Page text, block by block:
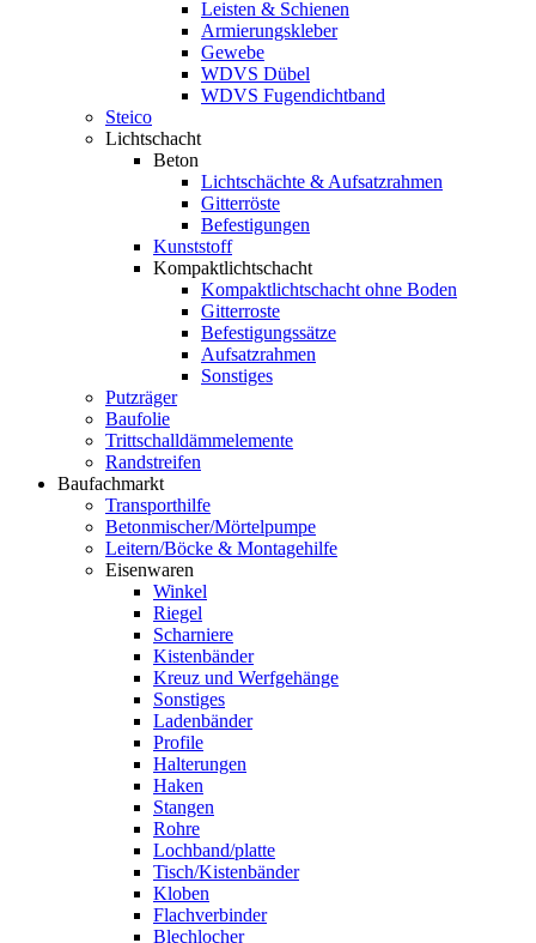
Leisten & Schienen
Armierungskleber
Gewebe
WDVS Dübel
WDVS Fugendichtband
Steico
Lichtschacht
Beton
Lichtschächte & Aufsatzrahmen
Gitterröste
Befestigungen
Kunststoff
Kompaktlichtschacht
Kompaktlichtschacht ohne Boden
Gitterroste
Befestigungssätze
Aufsatzrahmen
Sonstiges
Putzräger
Baufolie
Trittschalldämmelemente
Randstreifen
Baufachmarkt
Transporthilfe
Betonmischer/Mörtelpumpe
Leitern/Böcke & Montagehilfe
Eisenwaren
Winkel
Riegel
Scharniere
Kistenbänder
Kreuz und Werfgehänge
Sonstiges
Ladenbänder
Profile
Halterungen
Haken
Stangen
Rohre
Lochband/platte
Tisch/Kistenbänder
Kloben
Flachverbinder
Blechlocher